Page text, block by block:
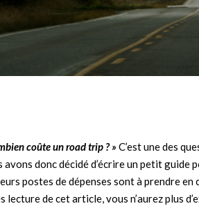
coûte un road trip ? » C’est une des
avons donc décidé d’écrire un petit guide
postes de dépenses sont à prendre
lecture de cet article, vous n’aurez plus